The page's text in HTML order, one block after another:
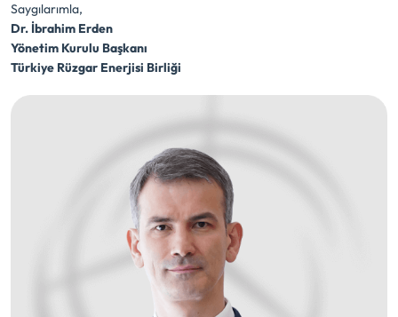
Saygılarımla,
Dr. İbrahim Erden
Yönetim Kurulu Başkanı
Türkiye Rüzgar Enerjisi Birliği